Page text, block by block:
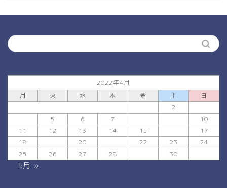
2022年4月
月
火 水 木 金 土
日
2
5 6 7
10
11
12 13 14 15
17
18
20 22 23
24
25
26 27 28 30
5月 »